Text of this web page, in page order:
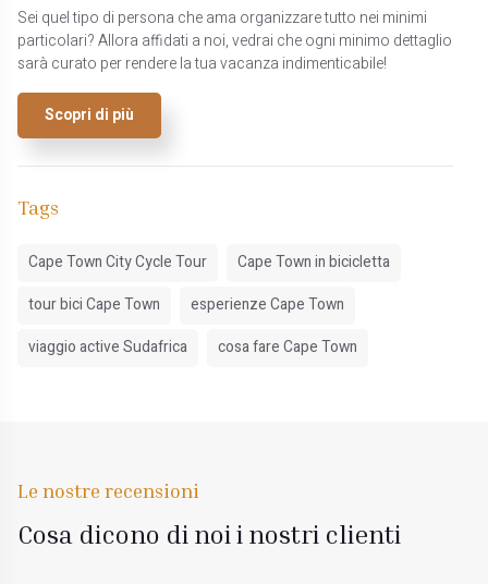
Sei quel tipo di persona che ama organizzare tutto nei minimi
particolari? Allora affidati a noi, vedrai che ogni minimo dettaglio
sarà curato per rendere la tua vacanza indimenticabile!
Scopri di più
Tags
Cape Town City Cycle Tour
Cape Town in bicicletta
tour bici Cape Town
esperienze Cape Town
viaggio active Sudafrica
cosa fare Cape Town
Le nostre recensioni
Cosa dicono di noi i nostri clienti